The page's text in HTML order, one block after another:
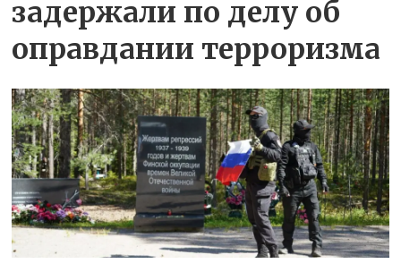
задержали по делу об
оправдании терроризма